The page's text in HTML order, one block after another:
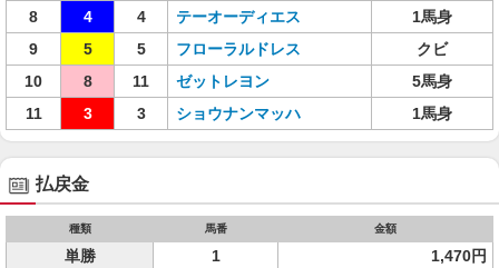
8
4 4 テーオーディエス
1馬身
9
5 5 フローラルドレス
クビ
10
8 11 ゼットレヨン
5馬身
11
3 3 ショウナンマッハ 1馬身
払戻金
種類 馬番 金額
単勝 1 1,470円